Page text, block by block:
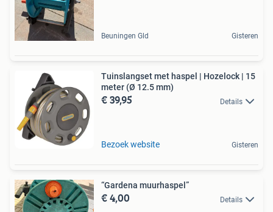
Beuningen Gld Gisteren
Tuinslangset met haspel | Hozelock | 15
meter (Ø 12.5 mm)
€ 39,95 Details
Bezoek website Gisteren
“Gardena muurhaspel”
€ 4,00 Details